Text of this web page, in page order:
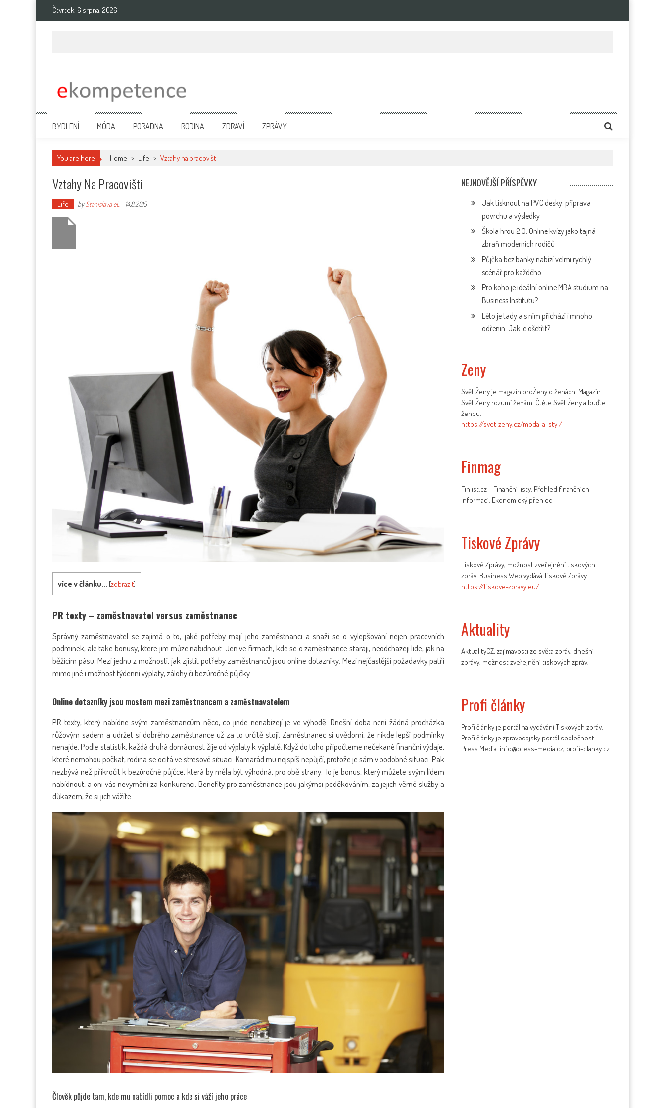
Čtvrtek, 6 srpna, 2026
Ekompetence
eKompetence web spol. Press Media. Vydáme vaše tiskové zprávy na zpravodajských portálech. Press Media. Kde vydat Tiskovou zprávu? Na portále eKompetence
BYDLENÍ MÓDA PORADNA RODINA ZDRAVÍ ZPRÁVY
You are here Home > Life > Vztahy na pracovišti
Vztahy Na Pracovišti
Life byStanislava eL - 14.8.2015
více v článku... [zobrazit]
PR texty – zaměstnavatel versus zaměstnanec
Správný zaměstnavatel se zajímá o to, jaké potřeby mají jeho zaměstnanci a snaží se o vylepšování nejen pracovních
podmínek, ale také bonusy, které jim může nabídnout. Jen ve firmách, kde se o zaměstnance starají, neodcházejí lidé, jak na
běžícím pásu. Mezi jednu z možností, jak zjistit potřeby zaměstnanců jsou online dotazníky. Mezi nejčastější požadavky patří
mimo jiné i možnost týdenní výplaty, zálohy či bezúročné půjčky.
Online dotazníky jsou mostem mezi zaměstnancem a zaměstnavatelem
PR texty, který nabídne svým zaměstnancům něco, co jinde nenabízejí je ve výhodě. Dnešní doba není žádná procházka
růžovým sadem a udržet si dobrého zaměstnance už za to určitě stojí. Zaměstnanec si uvědomí, že nikde lepší podmínky
nenajde. Podle statistik, každá druhá domácnost žije od výplaty k výplatě. Když do toho připočteme nečekané finanční výdaje,
které nemohou počkat, rodina se ocitá ve stresové situaci. Kamarád mu nejspíš nepůjčí, protože je sám v podobné situaci. Pak
nezbývá než přikročit k bezúročné půjčce, která by měla být výhodná, pro obě strany. To je bonus, který můžete svým lidem
nabídnout, a oni vás nevymění za konkurenci. Benefity pro zaměstnance jsou jakýmsi poděkováním, za jejich věrné služby a
důkazem, že si jich vážíte.
Člověk půjde tam, kde mu nabídli pomoc a kde si váží jeho práce
NEJNOVĚJŠÍ PŘÍSPĚVKY
Jak tisknout na PVC desky: příprava
povrchu a výsledky
Škola hrou 2.0: Online kvízy jako tajná
zbraň moderních rodičů
Půjčka bez banky nabízí velmi rychlý
scénář pro každého
Pro koho je ideální online MBA studium na
Business Institutu?
Léto je tady a s ním přichází i mnoho
odřenin. Jak je ošetřit?
Zeny
Svět Ženy je magazín proŽeny o ženách. Magazín
Svět Ženy rozumí ženám. Čtěte Svět Ženy a buďte
ženou.
https://svet-zeny.cz/moda-a-styl/
Finmag
Finlist.cz – Finanční listy. Přehled finančních
informací. Ekonomický přehled
Tiskové Zprávy
Tiskové Zprávy, možnost zveřejnění tiskových
zpráv. Business Web vydává Tiskové Zprávy
https://tiskove-zpravy.eu/
Aktuality
AktualityCZ, zajímavosti ze světa zpráv, dnešní
zprávy, možnost zveřejnění tiskových zpráv.
Profi články
Profi články je portál na vydávání Tiskových zpráv.
Profi články je zpravodajsky portál společnosti
Press Media. info@press-media.cz, profi-clanky.cz